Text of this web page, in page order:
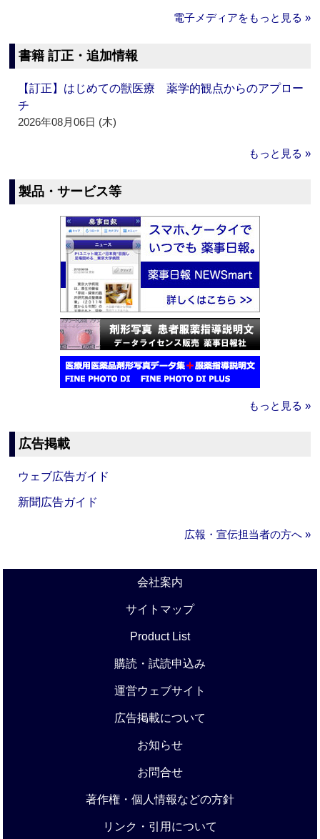
電子メディアをもっと見る »
書籍 訂正・追加情報
【訂正】はじめての獣医療 薬学的観点からのアプロー
チ
2026年08月06日 (木)
もっと見る »
製品・サービス等
もっと見る »
広告掲載
ウェブ広告ガイド
新聞広告ガイド
広報・宣伝担当者の方へ »
会社案内
サイトマップ
Product List
購読・試読申込み
運営ウェブサイト
広告掲載について
お知らせ
お問合せ
著作権・個人情報などの方針
リンク・引用について